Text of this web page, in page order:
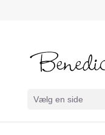
Vælg en side